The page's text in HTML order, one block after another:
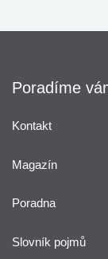
Poradíme
Kontakt
Magazín
Poradna
Slovník pojmů